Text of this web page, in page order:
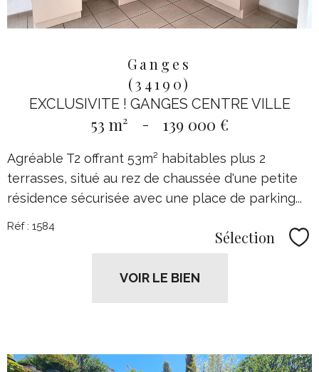
Ganges
(34190)
EXCLUSIVITE ! GANGES CENTRE VILLE
53 m² - 139 000 €
Agréable T2 offrant 53m² habitables plus 2
terrasses, situé au rez de chaussée d'une petite
résidence sécurisée avec une place de parking...
Réf : 1584
Sélection
VOIR LE BIEN